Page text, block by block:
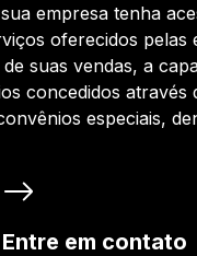
empresa tenha
oferecidos pelas
suas vendas, a
concedidos através
especiais,
Entre em contato